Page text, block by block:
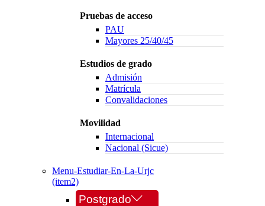
Pruebas de acceso
PAU
Mayores 25/40/45
Estudios de grado
Admisión
Matrícula
Convalidaciones
Movilidad
Internacional
Nacional (Sicue)
Menu-Estudiar-En-La-Urjc
(item2)
Postgrado